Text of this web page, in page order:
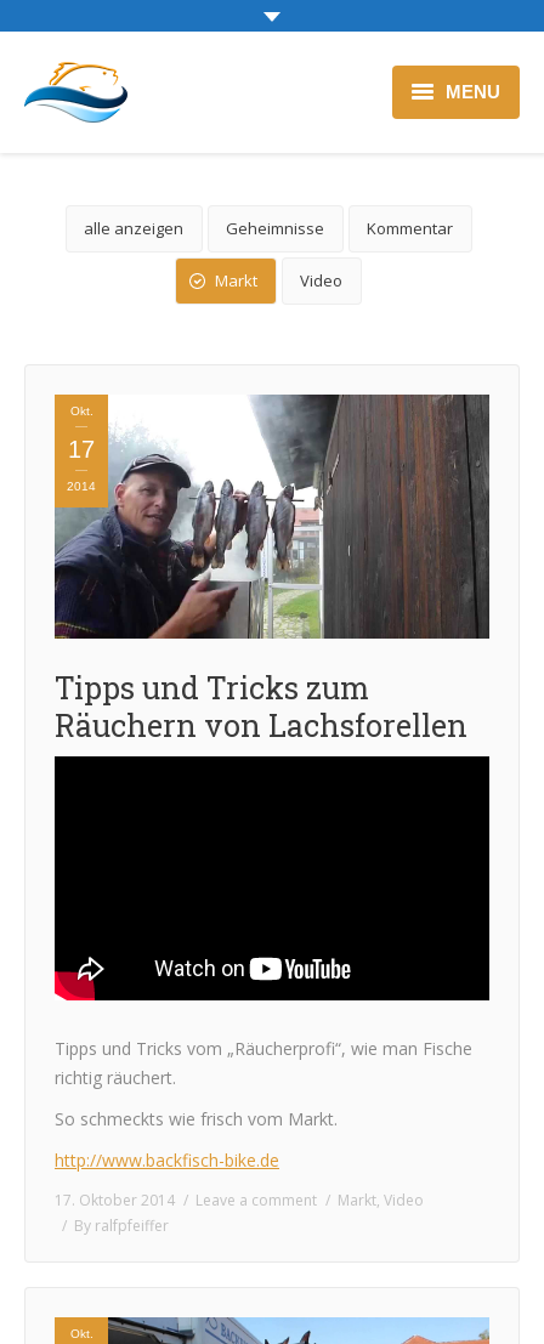
MENU
alle anzeigen Geheimnisse Kommentar
Markt Video
Okt.
17
2014
Tipps und Tricks zum
Räuchern von Lachsforellen
Tipps und Tricks vom „Räucherprofi“, wie man Fische
richtig räuchert.
So schmeckts wie frisch vom Markt.
http://www.backfisch-bike.de
17. Oktober 2014 Leave a comment Markt, Video
By ralfpfeiffer
Okt.